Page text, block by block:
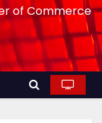
of Commerce